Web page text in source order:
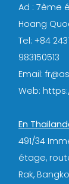
Ad : 7ème
Hoang
Tel: +84
983150513
Email:
Web:
En
491/34
étage,
Rak,